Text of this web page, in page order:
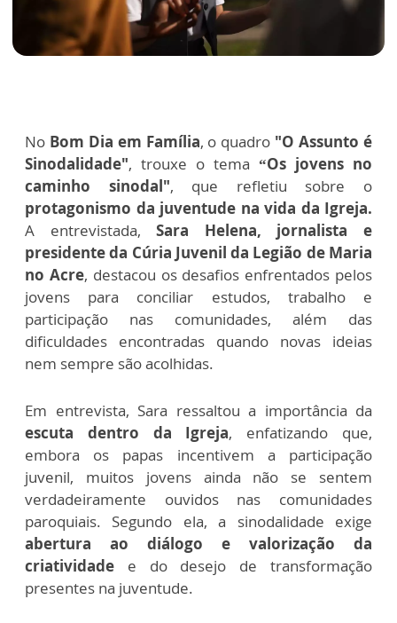
No Bom Dia em Família, o quadro "O Assunto é
Sinodalidade", trouxe o tema “Os jovens no
caminho sinodal", que refletiu sobre o
protagonismo da juventude na vida da Igreja.
A entrevistada,Sara Helena, jornalista e
presidente da Cúria Juvenil da Legião de Maria
no Acre, destacou os desafios enfrentados pelos
jovens para conciliar estudos, trabalho e
participação nas comunidades, além das
dificuldades encontradas quando novas ideias
nem sempre são acolhidas.
Em entrevista, Sara ressaltou a importância da
escuta dentro da Igreja, enfatizando que,
embora os papas incentivem a participação
juvenil, muitos jovens ainda não se sentem
verdadeiramente ouvidos nas comunidades
paroquiais. Segundo ela, a sinodalidade exige
abertura ao diálogo e valorização da
criatividade e do desejo de transformação
presentes na juventude.